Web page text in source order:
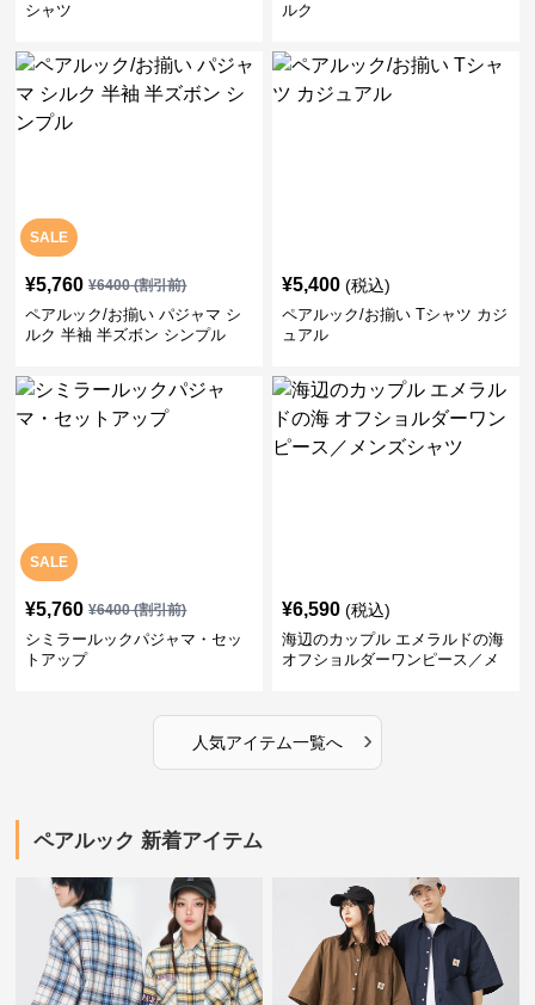
シャツ
ルク
SALE
¥5,760 ¥6400(割引前)
ペアルック/お揃い パジャマ シ
ルク 半袖 半ズボン シンプル
¥5,400 (税込)
ペアルック/お揃い Tシャツ カジ
ュアル
SALE
¥5,760 ¥6400(割引前)
シミラールックパジャマ・セッ
トアップ
¥6,590 (税込)
海辺のカップル エメラルドの海
オフショルダーワンピース／メ
人気アイテム一覧へ ›
ペアルック 新着アイテム